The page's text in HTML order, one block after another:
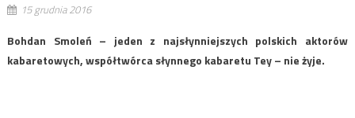
15 grudnia 2016
Bohdan Smoleń – jeden z najsłynniejszych polskich aktorów
kabaretowych, współtwórca słynnego kabaretu Tey – nie żyje.